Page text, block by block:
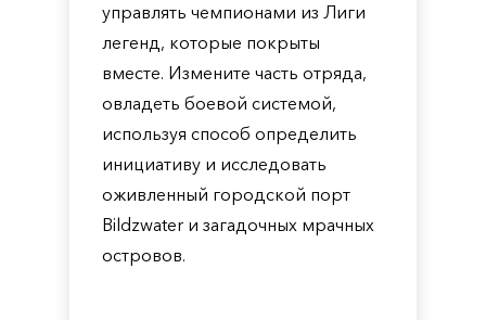
управлять чемпионами из Лиги
легенд, которые покрыты
вместе. Измените часть отряда,
овладеть боевой системой,
используя способ определить
инициативу и исследовать
оживленный городской порт
Bildzwater и загадочных мрачных
островов.